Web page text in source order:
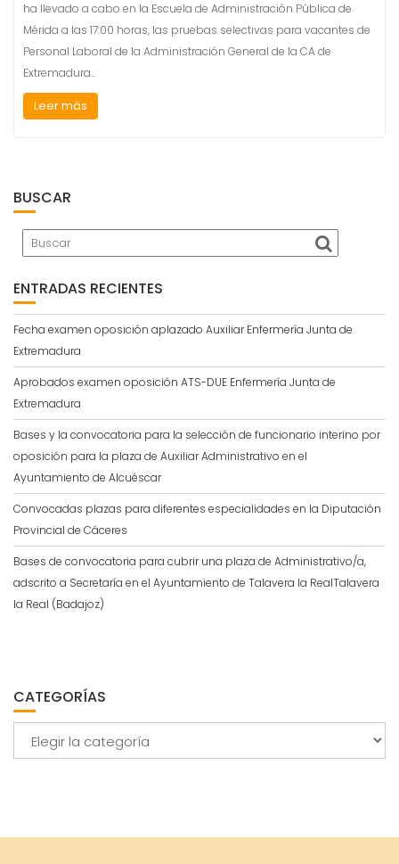
ha llevado a cabo en la Escuela de Administración Pública de
Mérida a las 17:00 horas, las pruebas selectivas para vacantes de
Personal Laboral de la Administración General de la CA de
Extremadura…
Leer más
BUSCAR
ENTRADAS RECIENTES
Fecha examen oposición aplazado Auxiliar Enfermería Junta de
Extremadura
Aprobados examen oposición ATS-DUE Enfermería Junta de
Extremadura
Bases y la convocatoria para la selección de funcionario interino por
oposición para la plaza de Auxiliar Administrativo en el
Ayuntamiento de Alcuéscar
Convocadas plazas para diferentes especialidades en la Diputación
Provincial de Cáceres
Bases de convocatoria para cubrir una plaza de Administrativo/a,
adscrito a Secretaría en el Ayuntamiento de Talavera la RealTalavera
la Real (Badajoz)
CATEGORÍAS